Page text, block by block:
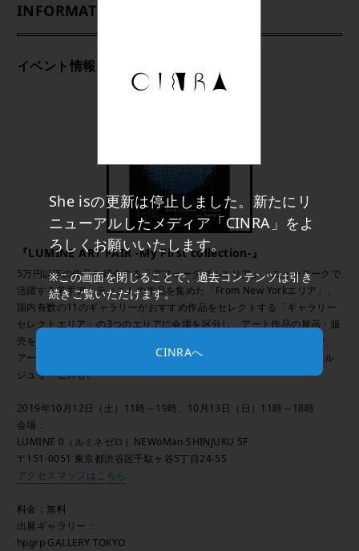
She isの更新は停止しました。新たにリ
ニューアルしたメディア「CINRA」をよ
ろしくお願いいたします。
※この画面を閉じることで、過去コンテンツは引き
続きご覧いただけます。
CINRAへ
INFORMATION
イベント情報
『LUMINE ART FAIR -My First collection-』
5万円以下の作品を紹介する「アフォーダブルエリア」、ニューヨークで
活躍する若手アーティストの作品を集めた「From New Yorkエリア」、
国内有数の11のギャラリーがおすすめ作品をセレクトする「ギャラリー
セレクトエリア」の3つのエリアに会場を区分し、アート作品の展示・販
売を行う。そのほか、トークショーやライブペインティングの実施や、
アートの購入方法や飾り方のアドバイスをしてくれるアートコンシェル
ジュサービスも。
2019年10月12日（土）11時～19時、10月13日（日）11時～18時
会場：
LUMINE 0（ルミネゼロ）NEWoMan SHINJUKU 5F
〒151-0051 東京都渋谷区千駄ヶ谷5丁目24‐55
アクセスマップはこちら
料金：無料
出展ギャラリー：
hpgrp GALLERY TOKYO